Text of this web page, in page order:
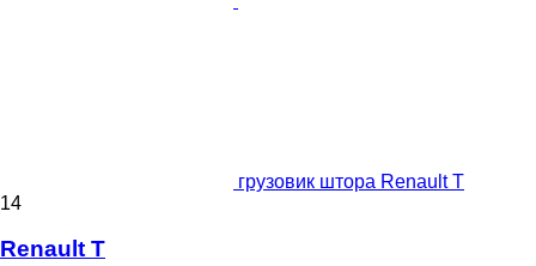
грузовик штора Renault T
14
Renault T